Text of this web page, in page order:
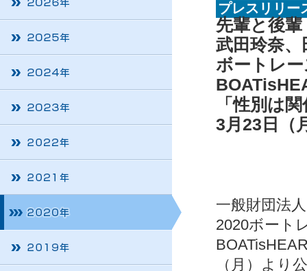
プレスリリー
先輩と後
武田玲奈
ボートレ
「性別は
3月23日（
一般財団法
2020ボート
（月）より